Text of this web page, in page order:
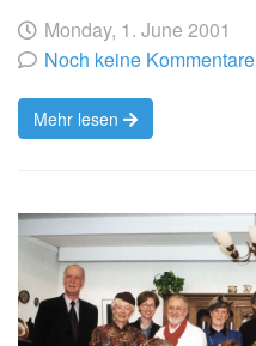
Geschrieben
von
am Monday, 1. June 2001
Noch keine Kommentare
Mehr lesen